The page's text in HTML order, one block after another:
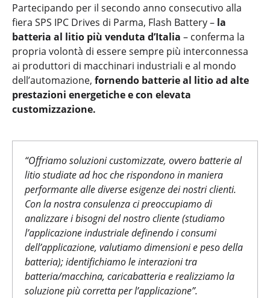
Partecipando per il secondo anno consecutivo alla
fiera SPS IPC Drives di Parma, Flash Battery – la
batteria al litio più venduta d’Italia – conferma la
propria volontà di essere sempre più interconnessa
ai produttori di macchinari industriali e al mondo
dell’automazione, fornendo batterie al litio ad alte
prestazioni energetiche e con elevata
customizzazione.
“Offriamo soluzioni customizzate, ovvero batterie al
litio studiate ad hoc che rispondono in maniera
performante alle diverse esigenze dei nostri clienti.
Con la nostra consulenza ci preoccupiamo di
analizzare i bisogni del nostro cliente (studiamo
l’applicazione industriale definendo i consumi
dell’applicazione, valutiamo dimensioni e peso della
batteria); identifichiamo le interazioni tra
batteria/macchina, caricabatteria e realizziamo la
soluzione più corretta per l’applicazione”.